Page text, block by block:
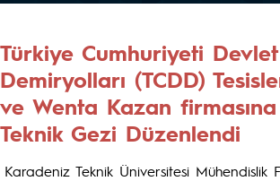
Türkiye Cumhuriyeti Devlet
Demiryolları (TCDD)
ve Wenta Kazan firmasına
Teknik Gezi Düzenlendi
Karadeniz Teknik Üniversitesi Mühendislik